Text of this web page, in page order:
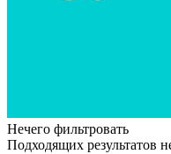
Нечего фильтровать
Подходящих результатов